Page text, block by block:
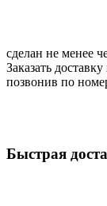
сделан не менее
Заказать
позвонив по
Быстрая